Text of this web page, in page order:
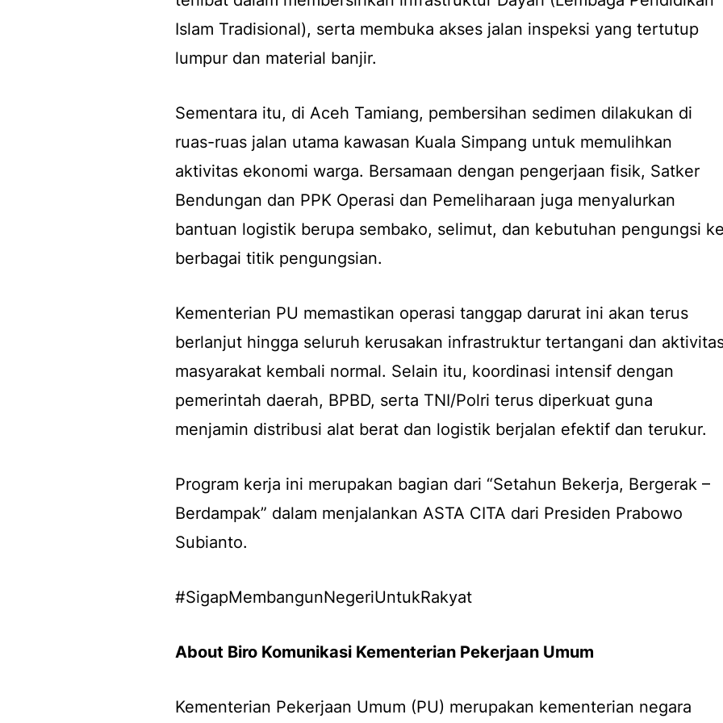
Islam Tradisional), serta membuka akses jalan inspeksi yang tertutup
lumpur dan material banjir.
Sementara itu, di Aceh Tamiang, pembersihan sedimen dilakukan di
ruas-ruas jalan utama kawasan Kuala Simpang untuk memulihkan
aktivitas ekonomi warga. Bersamaan dengan pengerjaan fisik, Satker
Bendungan dan PPK Operasi dan Pemeliharaan juga menyalurkan
bantuan logistik berupa sembako, selimut, dan kebutuhan pengungsi
berbagai titik pengungsian.
Kementerian PU memastikan operasi tanggap darurat ini akan terus
berlanjut hingga seluruh kerusakan infrastruktur tertangani dan
masyarakat kembali normal. Selain itu, koordinasi intensif dengan
pemerintah daerah, BPBD, serta TNI/Polri terus diperkuat guna
menjamin distribusi alat berat dan logistik berjalan efektif dan terukur.
Program kerja ini merupakan bagian dari “Setahun Bekerja, Bergerak –
Berdampak” dalam menjalankan ASTA CITA dari Presiden Prabowo
Subianto.
#SigapMembangunNegeriUntukRakyat
About Biro Komunikasi Kementerian Pekerjaan Umum
Kementerian Pekerjaan Umum (PU) merupakan kementerian negara